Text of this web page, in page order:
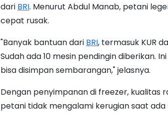
dari BRI. Menurut Abdul Manab, petani
cepat rusak.
"Banyak bantuan dari BRI, termasuk KUR
Sudah ada 10 mesin pendingin diberikan.
bisa disimpan sembarangan," jelasnya.
Dengan penyimpanan di freezer, kualitas
petani tidak mengalami kerugian saat ada